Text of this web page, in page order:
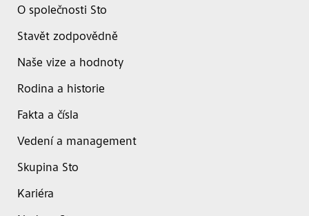
O společnosti Sto
Stavět zodpovědně
Naše vize a hodnoty
Rodina a historie
Fakta a čísla
Vedení a management
Skupina Sto
Kariéra